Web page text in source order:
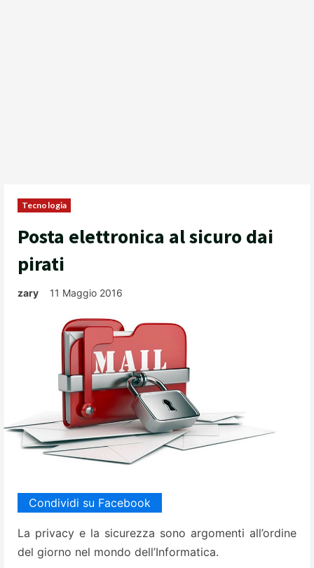
Tecnologia
Posta elettronica al sicuro dai
pirati
zary 11 Maggio 2016
Condividi su Facebook
La privacy e la sicurezza sono argomenti all’ordine
del giorno nel mondo dell’Informatica.